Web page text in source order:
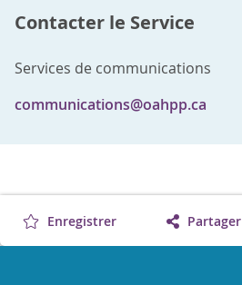
Contacter le Service
Services de communications
communications@oahpp.ca
Enregistrer Partager